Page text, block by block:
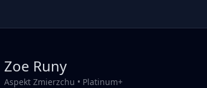
Zoe Runy
Aspekt Zmierzchu • Platinum+